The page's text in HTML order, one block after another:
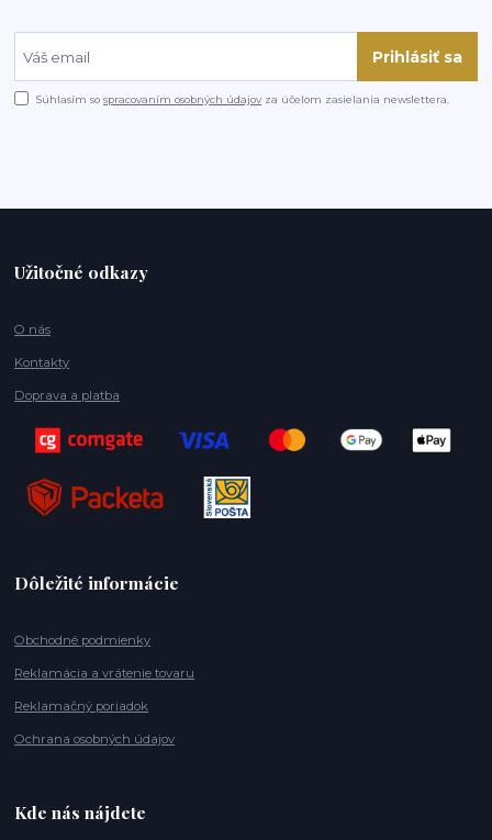
Prihlásiť sa
Súhlasím sospracovaním osobných údajov za účelom zasielania newslettera.
Užitočné odkazy
O nás
Kontakty
Doprava a platba
Dôležité informácie
Obchodné podmienky
Reklamácia a vrátenie tovaru
Reklamačný poriadok
Ochrana osobných údajov
Kde nás nájdete